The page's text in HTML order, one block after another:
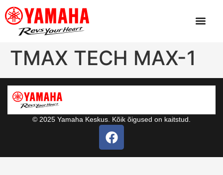
TMAX TECH MAX-1
© 2025 Yamaha Keskus. Kõik õigused on kaitstud.